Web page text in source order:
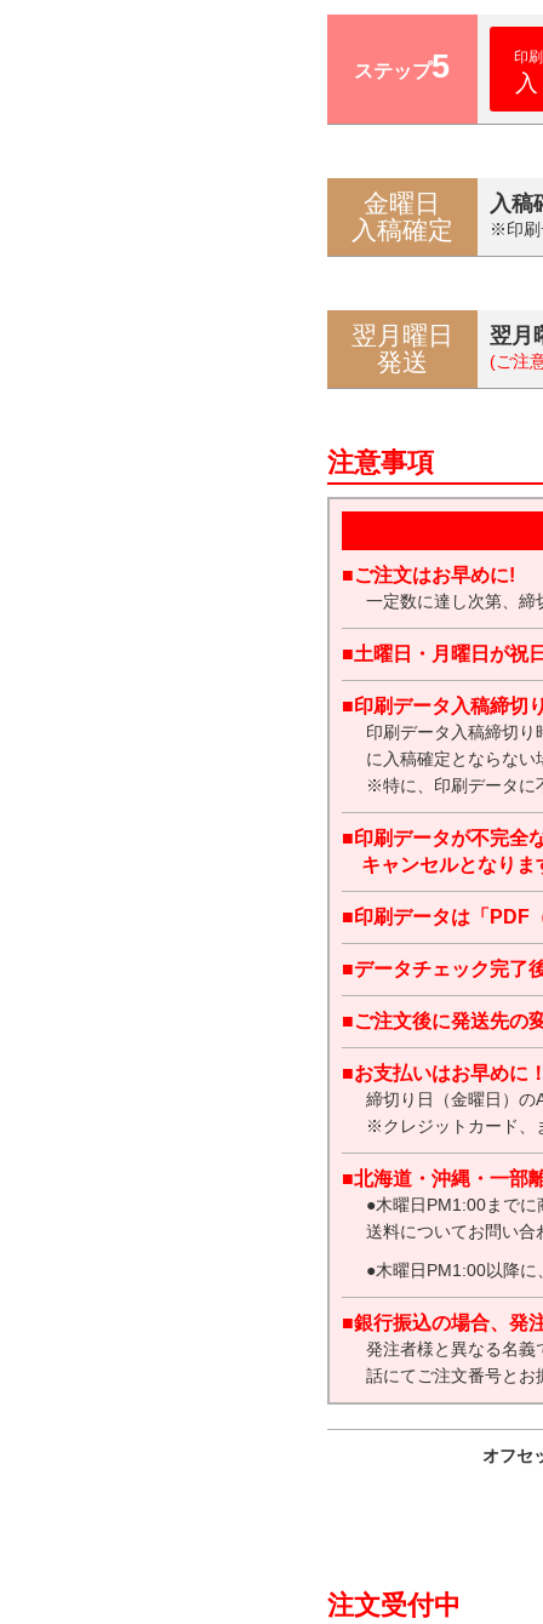
ステップ5 印
金曜日
入稿確定
入稿
※印刷
翌月曜日
発送
翌月
(ご注
注意事項
■ご注文はお早めに!
一定数に達し次第、締
■土曜日・月曜日が祝
■印刷データ入稿締切
印刷データ入稿締切
に入稿確定とならな
※特に、印刷データに
■印刷データが不完全
キャンセルとなりま
■印刷データは「PDF
■データチェック完了
■ご注文後に発送先の
■お支払いはお早めに
締切り日（金曜日）の
※クレジットカード、
■北海道・沖縄・一部
●木曜日PM1:00まで
送料についてお問い合
●木曜日PM1:00以降
■銀行振込の場合、発
発注者様と異なる名義
話にてご注文番号とお
オフセ
注文受付中